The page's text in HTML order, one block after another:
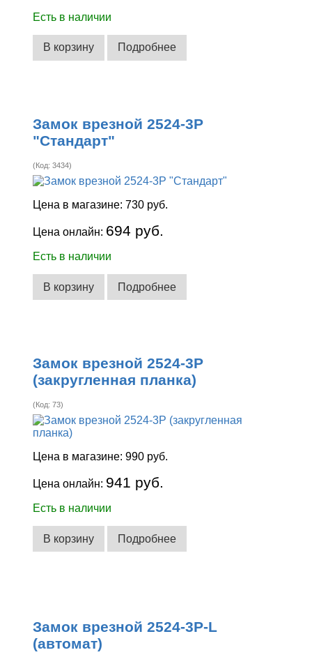
Есть в наличии
В корзину Подробнее
Замок врезной 2524-3Р
"Стандарт"
(Код:3434)
Цена в магазине:730 руб.
Цена онлайн: 694 руб.
Есть в наличии
В корзину Подробнее
Замок врезной 2524-3Р
(закругленная планка)
(Код:73)
Цена в магазине:990 руб.
Цена онлайн: 941 руб.
Есть в наличии
В корзину Подробнее
Замок врезной 2524-3Р-L
(автомат)